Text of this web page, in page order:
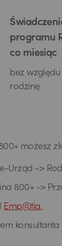
programu
co miesiąc
bez
rodzinę
możesz
Urząd ->
800+ ->
Emp@tia.
konsultanta